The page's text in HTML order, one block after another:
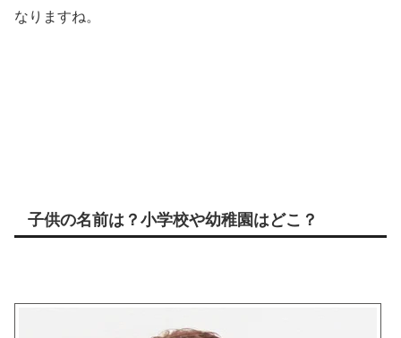
なりますね。
子供の名前は？小学校や幼稚園はどこ？